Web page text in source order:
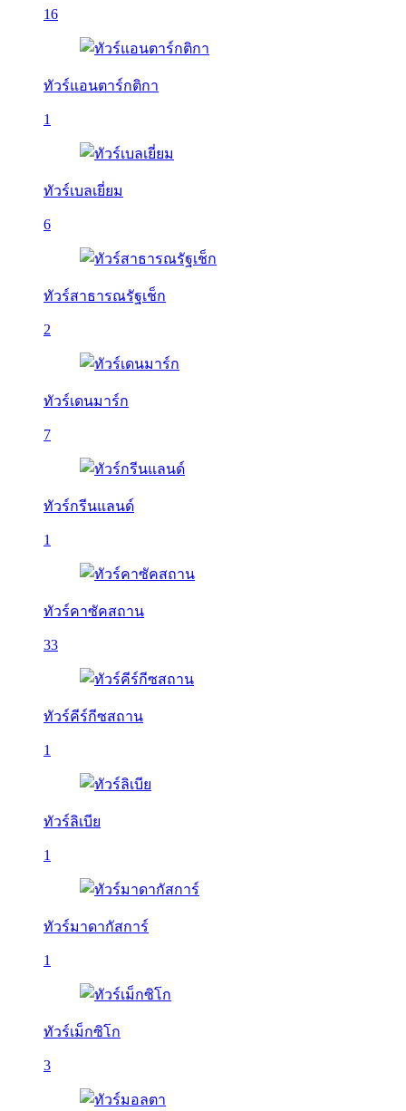
16
ทัวร์แอนตาร์กติกา
1
ทัวร์เบลเยี่ยม
6
ทัวร์สาธารณรัฐเช็ก
2
ทัวร์เดนมาร์ก
7
ทัวร์กรีนแลนด์
1
ทัวร์คาซัคสถาน
33
ทัวร์คีร์กีซสถาน
1
ทัวร์ลิเบีย
1
ทัวร์มาดากัสการ์
1
ทัวร์เม็กซิโก
3